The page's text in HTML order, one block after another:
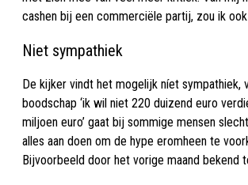
cashen bij een commerciële partij, zou ik ook
Niet sympathiek
De kijker vindt het mogelijk níet sympathiek,
boodschap ‘ik wil niet 220 duizend euro
miljoen euro’ gaat bij sommige mensen
alles aan doen om de hype eromheen te
Bijvoorbeeld door het vorige maand bekend